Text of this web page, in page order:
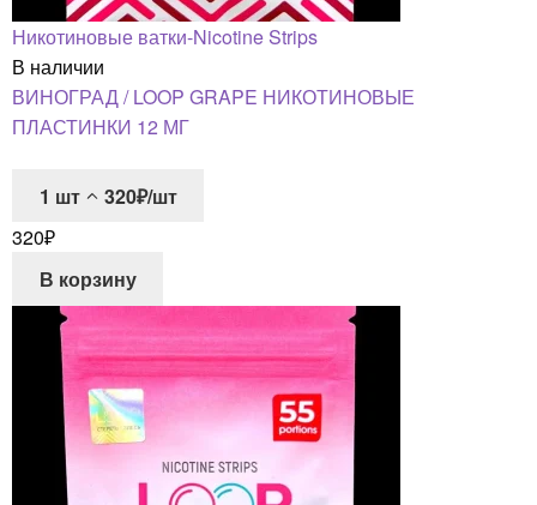
Никотиновые ватки-Nicotine Strips
В наличии
ВИНОГРАД / LOOP GRAPE НИКОТИНОВЫЕ
ПЛАСТИНКИ 12 МГ
1 шт
320₽/шт
320₽
В корзину